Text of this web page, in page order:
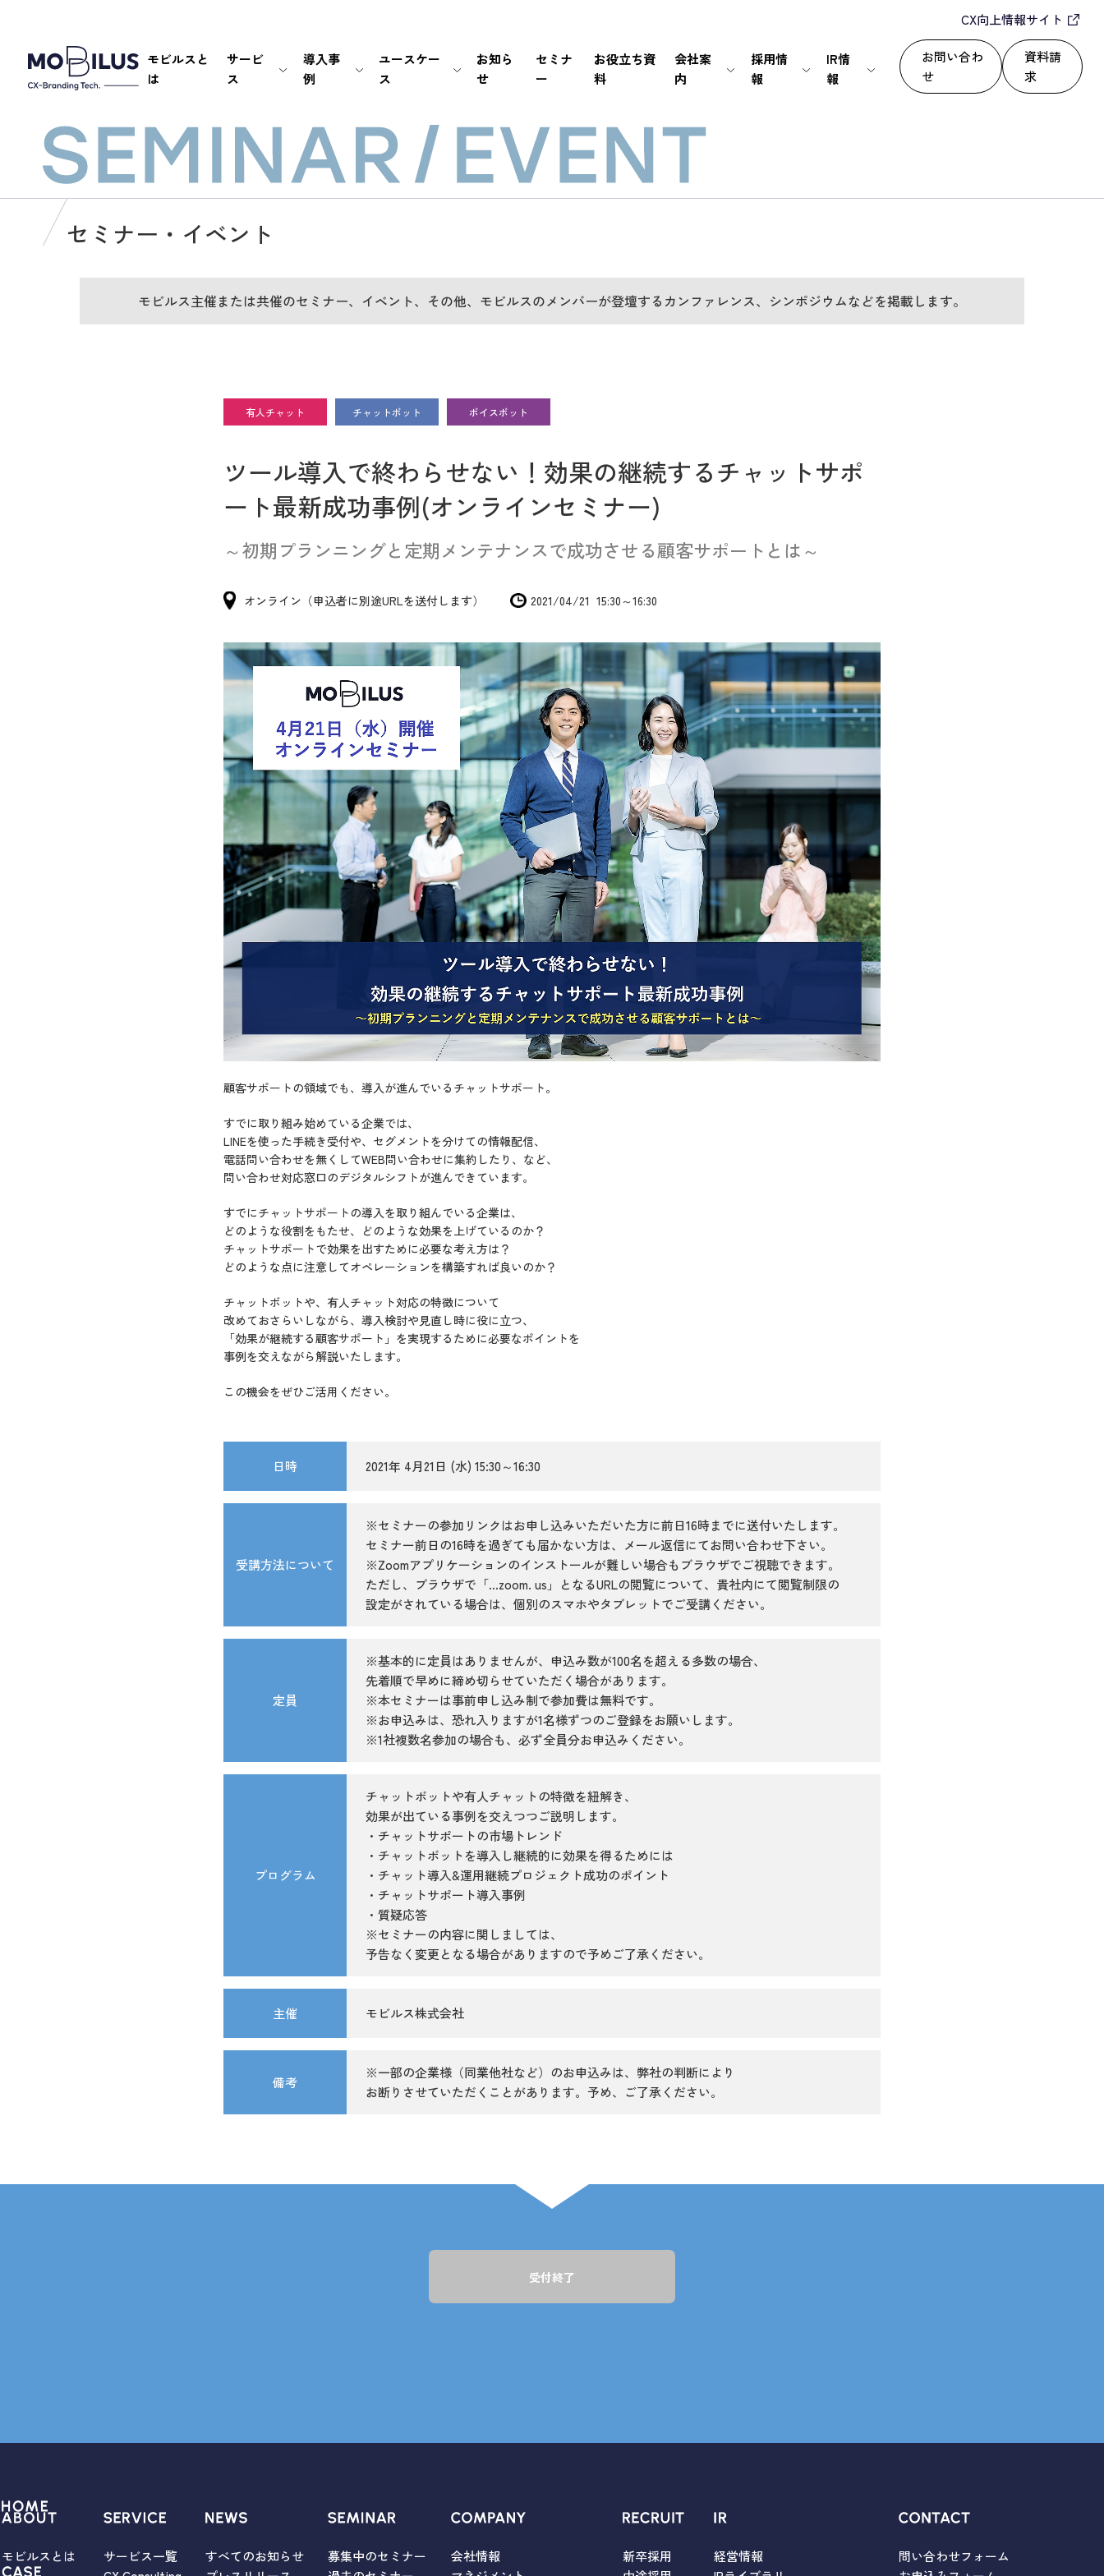
モビルスと
は
サービ
ス
導入事
例
生保・損保 銀行・証券
ユースケー
ス
待ち時間・あふれ呼を改善 書類手続き自動化
お知ら
せ
セミナ
ー
お役立ち資
料
会社案
内
会社情報 マネジメント
採用情
報
新卒採用 中途採用
IR情
報
経営情報 IRライブラリ
CX向上情報サイト
お問い合わ
せ
資料請
求
セミナー・イベント
モビルス主催または共催のセミナー、イベント、その他、モビルスのメンバーが登壇するカンファレンス、シンポジウムなどを掲載します。
有人チャット チャットボット ボイスボット
ツール導入で終わらせない！効果の継続するチャットサポ
ート最新成功事例(オンラインセミナー)
～初期プランニングと定期メンテナンスで成功させる顧客サポートとは～
オンライン（申込者に別途URLを送付します） 2021/04/21 15:30～16:30
顧客サポートの領域でも、導入が進んでいるチャットサポート。
すでに取り組み始めている企業では、
LINEを使った手続き受付や、セグメントを分けての情報配信、
電話問い合わせを無くしてWEB問い合わせに集約したり、など、
問い合わせ対応窓口のデジタルシフトが進んできています。
すでにチャットサポートの導入を取り組んでいる企業は、
どのような役割をもたせ、どのような効果を上げているのか？
チャットサポートで効果を出すために必要な考え方は？
どのような点に注意してオペレーションを構築すれば良いのか？
チャットボットや、有人チャット対応の特徴について
改めておさらいしながら、導入検討や見直し時に役に立つ、
「効果が継続する顧客サポート」を実現するために必要なポイントを
事例を交えながら解説いたします。
この機会をぜひご活用ください。
日時 2021年 4月21日 (水) 15:30～16:30
受講方法について
※セミナーの参加リンクはお申し込みいただいた方に前日16時までに送付いたします。
セミナー前日の16時を過ぎても届かない方は、メール返信にてお問い合わせ下さい。
※Zoomアプリケーションのインストールが難しい場合もブラウザでご視聴できます。
ただし、ブラウザで「...zoom. us」となるURLの閲覧について、貴社内にて閲覧制限の
設定がされている場合は、個別のスマホやタブレットでご受講ください。
定員
※基本的に定員はありませんが、申込み数が100名を超える多数の場合、
先着順で早めに締め切らせていただく場合があります。
※本セミナーは事前申し込み制で参加費は無料です。
※お申込みは、恐れ入りますが1名様ずつのご登録をお願いします。
※1社複数名参加の場合も、必ず全員分お申込みください。
プログラム
チャットボットや有人チャットの特徴を紐解き、
効果が出ている事例を交えつつご説明します。
・チャットサポートの市場トレンド
・チャットボットを導入し継続的に効果を得るためには
・チャット導入&運用継続プロジェクト成功のポイント
・チャットサポート導入事例
・質疑応答
※セミナーの内容に関しましては、
予告なく変更となる場合がありますので予めご了承ください。
主催 モビルス株式会社
備考
※一部の企業様（同業他社など）のお申込みは、弊社の判断により
お断りさせていただくことがあります。予め、ご了承ください。
受付終了
モビルスとは
サービス一覧
すべてのお知らせ
募集中のセミナー
会社情報
新卒採用
経営情報
問い合わせフォーム